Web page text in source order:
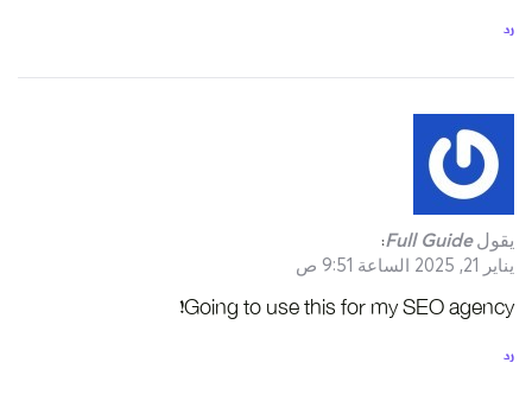
رد
يقول Full Guide
:
يناير 21, 2025 الساعة 9:51 ص
Going to use this for my SEO agency!
رد